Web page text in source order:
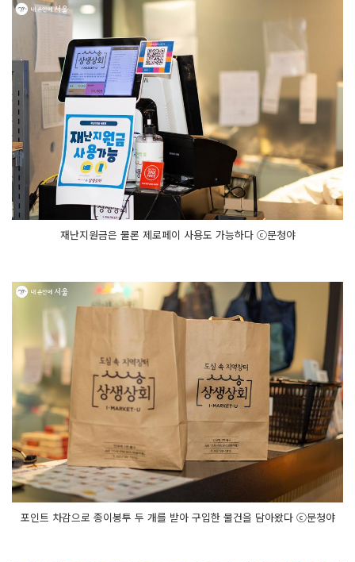
재난지원금은 물론 제로페이 사용도 가능하다 ⓒ문청야
포인트 차감으로 종이봉투 두 개를 받아 구입한 물건을 담아왔다 ⓒ문청야